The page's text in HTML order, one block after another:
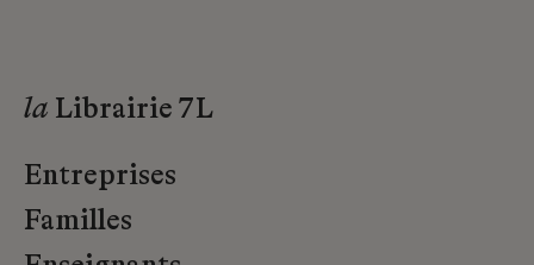
la Librairie 7L
Entreprises
Familles